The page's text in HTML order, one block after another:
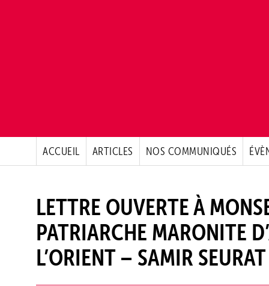
ACCUEIL ARTICLES NOS COMMUNIQUÉS
LETTRE OUVERTE À
PATRIARCHE MARONITE
L’ORIENT – SAMIR SEURAT